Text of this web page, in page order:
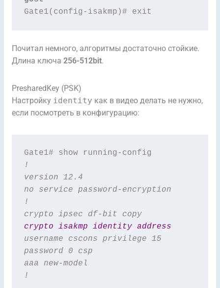
Gate1(config-isakmp)# exit
Почитал немного, алгоритмы достаточно стойкие.
Длина ключа 256-512bit.
PresharedKey (PSK)
Настройку identity как в видео делать не нужно,
если посмотреть в конфигурацию:
!
version 12.4
no service password-encryption
!
crypto ipsec df-bit copy
crypto isakmp identity address
username cscons privilege 15
password 0 csp
aaa new-model
!